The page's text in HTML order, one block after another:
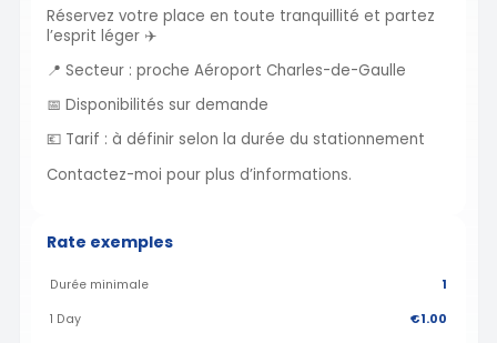
Réservez votre place en toute tranquillité et partez
l’esprit léger ✈️
📍 Secteur : proche Aéroport Charles-de-Gaulle
📅 Disponibilités sur demande
💶 Tarif : à définir selon la durée du stationnement
Contactez-moi pour plus d’informations.
Rate exemples
Durée minimale 1
1 Day €1.00